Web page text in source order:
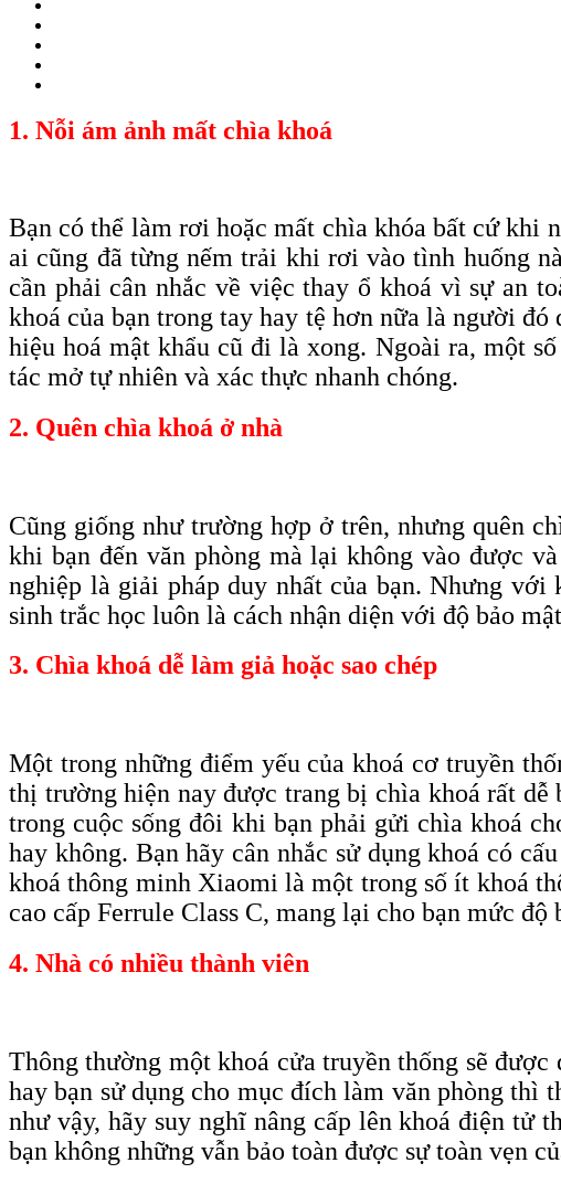
1. Nỗi ám ảnh mất chìa khoá
Bạn có thể làm rơi hoặc mất chìa khóa bất cứ khi
ai cũng đã từng nếm trải khi rơi vào tình huống
cần phải cân nhắc về việc thay ổ khoá vì sự an
khoá của bạn trong tay hay tệ hơn nữa là người
hiệu hoá mật khẩu cũ đi là xong. Ngoài ra, một
tác mở tự nhiên và xác thực nhanh chóng.
2. Quên chìa khoá ở nhà
Cũng giống như trường hợp ở trên, nhưng quên
khi bạn đến văn phòng mà lại không vào được
nghiệp là giải pháp duy nhất của bạn. Nhưng
sinh trắc học luôn là cách nhận diện với độ bảo
3. Chìa khoá dễ làm giả hoặc sao chép
Một trong những điểm yếu của khoá cơ truyền
thị trường hiện nay được trang bị chìa khoá rất
trong cuộc sống đôi khi bạn phải gửi chìa khoá
hay không. Bạn hãy cân nhắc sử dụng khoá có
khoá thông minh Xiaomi là một trong số ít khoá
cao cấp Ferrule Class C, mang lại cho bạn mức độ
4. Nhà có nhiều thành viên
Thông thường một khoá cửa truyền thống sẽ
hay bạn sử dụng cho mục đích làm văn phòng thì
như vậy, hãy suy nghĩ nâng cấp lên khoá điện tử
bạn không những vẫn bảo toàn được sự toàn vẹn